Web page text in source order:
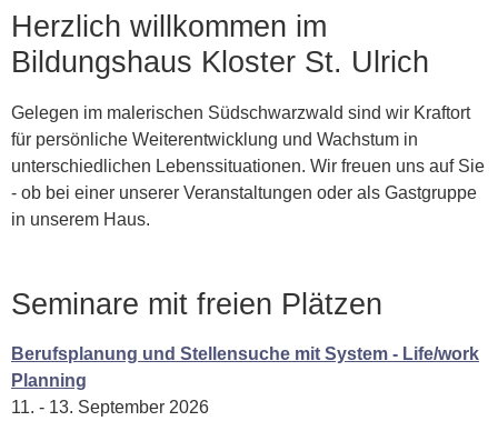
Herzlich willkommen im
Bildungshaus Kloster St. Ulrich
Gelegen im malerischen Südschwarzwald sind wir Kraftort
für persönliche Weiterentwicklung und Wachstum in
unterschiedlichen Lebenssituationen. Wir freuen uns auf Sie
- ob bei einer unserer Veranstaltungen oder als Gastgruppe
in unserem Haus.
Seminare mit freien Plätzen
Berufsplanung und Stellensuche mit System - Life/work
Planning
11. - 13. September 2026